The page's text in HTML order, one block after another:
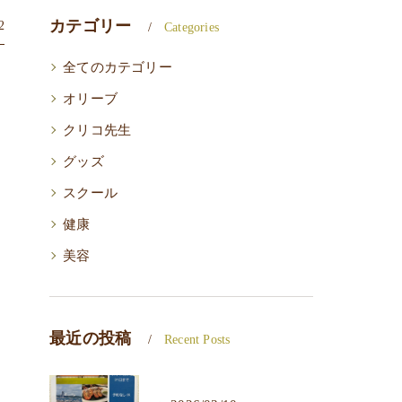
カテゴリー Categories
全てのカテゴリー
オリーブ
クリコ先生
グッズ
スクール
健康
美容
最近の投稿 Recent Posts